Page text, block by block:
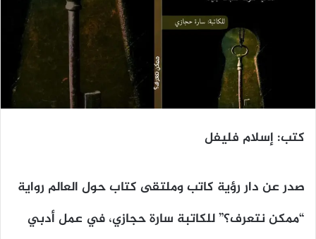
كتب: إسلام فليفل
صدر عن دار رؤية كاتب وملتقى كتاب حول العالم رواية
“ممكن نتعرف؟” للكاتبة سارة حجازي، في عمل أدبي